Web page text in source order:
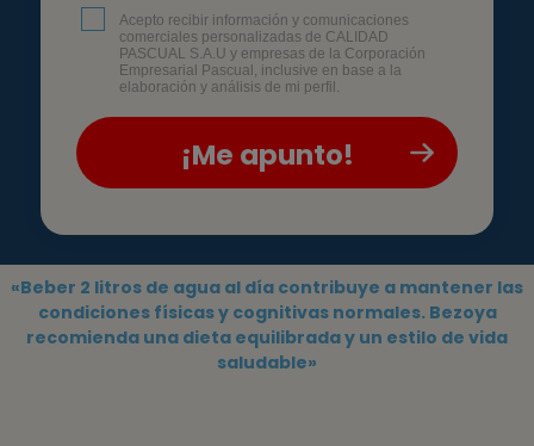
Acepto recibir información y comunicaciones
comerciales personalizadas de CALIDAD
PASCUAL S.A.U y empresas de la Corporación
Empresarial Pascual, inclusive en base a la
elaboración y análisis de mi perfil.
«Beber 2 litros de agua al día contribuye a mantener las
condiciones físicas y cognitivas normales. Bezoya
recomienda una dieta equilibrada y un estilo de vida
saludable»